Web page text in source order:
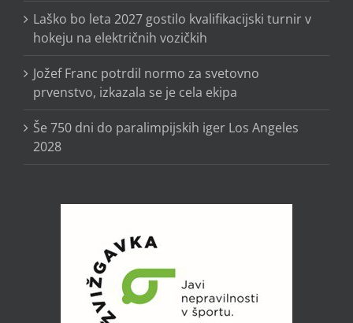
Laško bo leta 2027 gostilo kvalifikacijski turnir v
hokeju na električnih vozičkih
Jožef Franc potrdil normo za svetovno
prvenstvo, izkazala se je cela ekipa
Še 750 dni do paralimpijskih iger Los Angeles
2028